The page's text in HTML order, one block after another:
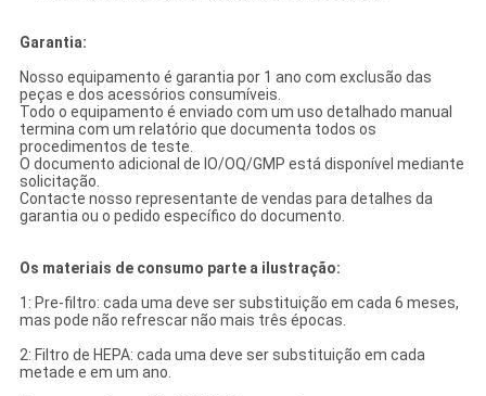
Garantia:
Nosso equipamento é garantia por 1 ano com exclusão das
peças e dos acessórios consumíveis.
Todo o equipamento é enviado com um uso detalhado manual
termina com um relatório que documenta todos os
procedimentos de teste.
O documento adicional de IO/OQ/GMP está disponível mediante
solicitação.
Contacte nosso representante de vendas para detalhes da
garantia ou o pedido específico do documento.
Os materiais de consumo parte a ilustração:
1: Pre-filtro: cada uma deve ser substituição em cada 6 meses,
mas pode não refrescar não mais três épocas.
2: Filtro de HEPA: cada uma deve ser substituição em cada
metade e em um ano.